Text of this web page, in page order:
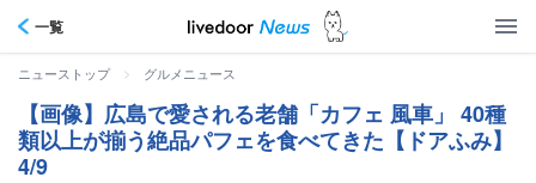
一覧
ニューストップ > グルメニュース
【画像】広島で愛される老舗「カフェ 風車」 40種
類以上が揃う絶品パフェを食べてきた【ドアふみ】
4/9